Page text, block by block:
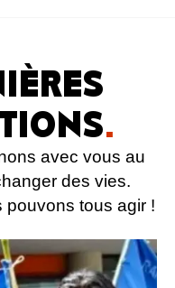
.
avec vous au
des vies.
pouvons tous agir !